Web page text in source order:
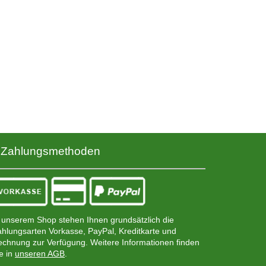
Zahlungsmethoden
unserem Shop stehen Ihnen grundsätzlich die
Vorkasse, PayPal, Kreditkarte und
zur Verfügung. Weitere Informationen finden
in unseren AGB